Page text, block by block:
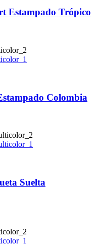
Estampado Trópico
Colombia
Suelta